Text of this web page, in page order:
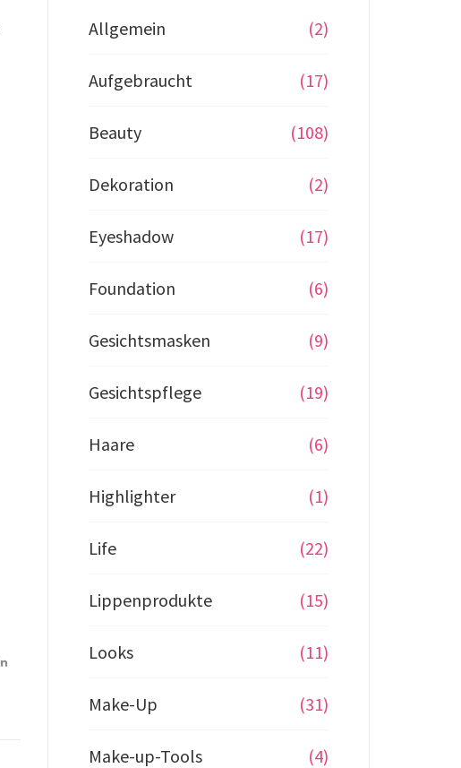
Allgemein (2)
Aufgebraucht (17)
Beauty (108)
Dekoration (2)
Eyeshadow (17)
Foundation (6)
Gesichtsmasken (9)
Gesichtspflege (19)
Haare (6)
Highlighter (1)
Life (22)
Lippenprodukte (15)
Looks (11)
Make-Up (31)
Make-up-Tools (4)